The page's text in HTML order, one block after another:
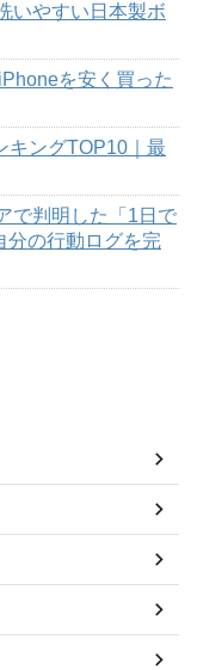
いやすい日本製ボ
を安く買った
キングTOP10｜最
で判明した「1日で
分の行動ログを完